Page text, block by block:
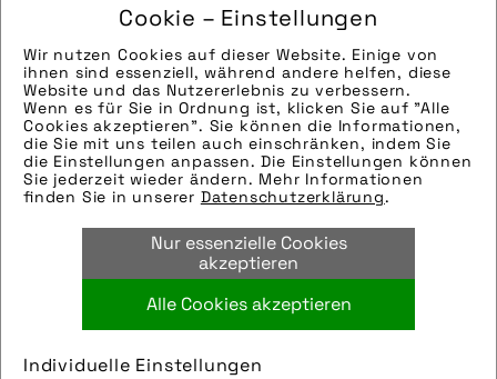
Cookie – Einstellungen
Wir nutzen Cookies auf dieser Website. Einige von
ihnen sind essenziell, während andere helfen, diese
Website und das Nutzererlebnis zu verbessern.
Wenn es für Sie in Ordnung ist, klicken Sie auf "Alle
Cookies akzeptieren". Sie können die Informationen,
die Sie mit uns teilen auch einschränken, indem Sie
die Einstellungen anpassen. Die Einstellungen können
Sie jederzeit wieder ändern. Mehr Informationen
finden Sie in unserer Datenschutzerklärung.
Nur essenzielle Cookies
akzeptieren
Alle Cookies akzeptieren
Individuelle Einstellungen
Zu verwendender Bildnachweis:
Quelle/Source [´www.flyer-bikes.com | pd-f
´]
Technik-Info:
Hinweise zur weiteren Recherche:
Modellname: Upstreet
Hersteller: Flyer
flyer,flyer ag,pedelec
Bild downloaden